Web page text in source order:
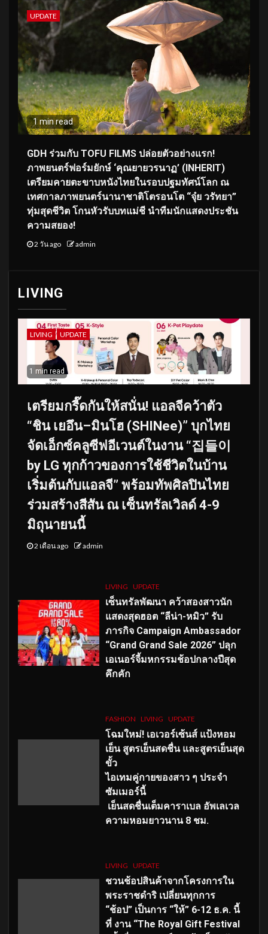
UPDATE
1 min read
GDH ร่วมกับ TOFU FILMS ปล่อยตัวอย่างแรก!
ภาพยนตร์ฟอร์มยักษ์ ‘คุณยายวรนาฏ’ (INHERIT)
เตรียมคายตะขาบหนังไทยในรอบปฐมทัศน์โลก ณ
เทศกาลภาพยนตร์นานาชาติโตรอนโต “จุ๋ย วรัทยา”
ทุ่มสุดชีวิต โกนหัวรับบทแม่ชี นำทีมนักแสดงประชัน
ความสยอง!
2 วัน ago admin
LIVING
LIVING UPDATE
1 min read
เตรียมกรี๊ดกันให้สนั่น! แอลจีคว้าตัว
“ชิน เยอึน–มินโฮ (SHINee)” บุกไทย
จัดเอ็กซ์คลูซีฟอีเวนต์ในงาน “집들이
by LG ทุกก้าวของการใช้ชีวิตในบ้าน
เริ่มต้นกับแอลจี” พร้อมทัพศิลปินไทย
ร่วมสร้างสีสัน ณ เซ็นทรัลเวิลด์ 4-9
มิถุนายนนี้
2 เดือน ago admin
LIVING UPDATE
เซ็นทรัลพัฒนา คว้าสองสาวนัก
แสดงสุดฮอต “ลีน่า-หมิว” รับ
ภารกิจ Campaign Ambassador
“Grand Grand Sale 2026” ปลุก
เอเนอร์จี้มหกรรมช้อปกลางปีสุด
คึกคัก
FASHION LIVING UPDATE
โฉมใหม่! เอเวอร์เซ้นส์ แป้งหอม
เย็น สูตรเย็นสดชื่น และสูตรเย็นสุด
ขั้ว
ไอเทมคู่กายของสาว ๆ ประจำ
ซัมเมอร์นี้
เย็นสดชื่นเต็มคาราเบล อัพเลเวล
ความหอมยาวนาน 8 ชม.
LIVING UPDATE
ชวนช้อปสินค้าจากโครงการใน
พระราชดำริ เปลี่ยนทุกการ
“ช้อป” เป็นการ “ให้” 6-12 ธ.ค. นี้
ที่ งาน “The Royal Gift Festival